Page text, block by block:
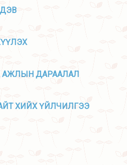
АЖЛЫН ДАРААЛАЛ
ХИЙХ ҮЙЛЧИЛГЭЭ